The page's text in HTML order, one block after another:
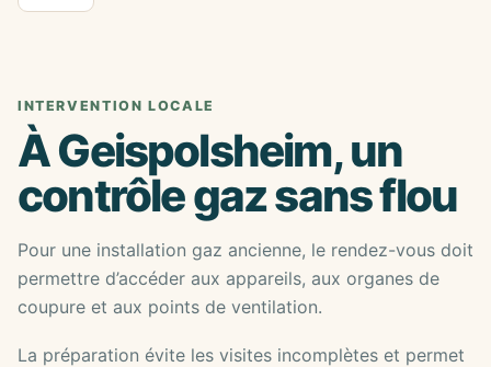
INTERVENTION LOCALE
À Geispolsheim, un
contrôle gaz sans flou
Pour une installation gaz ancienne, le rendez-vous doit
permettre d’accéder aux appareils, aux organes de
coupure et aux points de ventilation.
La préparation évite les visites incomplètes et permet